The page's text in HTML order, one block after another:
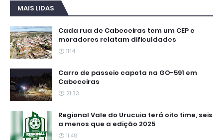
MAIS LIDAS
Cada rua de Cabeceiras tem um CEP e
moradores relatam dificuldades
11:14
Carro de passeio capota na GO-591 em
Cabeceiras
21:33
Regional Vale do Urucuia terá oito time, seis
a menos que a edição 2025
11:49